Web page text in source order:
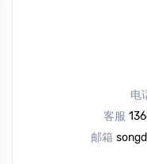
电
客服
邮箱